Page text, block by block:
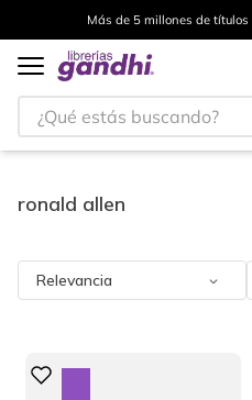
Más de 5 millones de
¿Qué estás buscando?
ronald allen
Relevancia